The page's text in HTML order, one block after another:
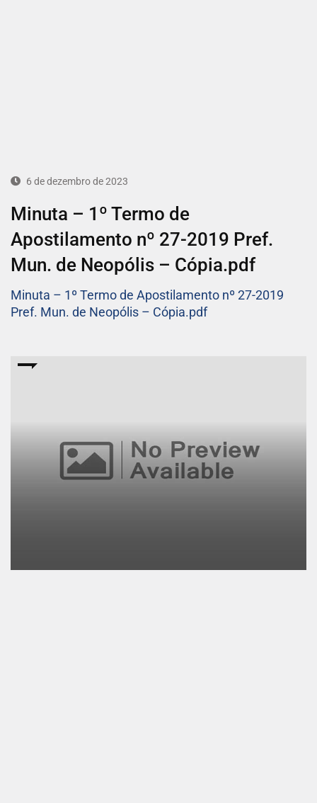
6 de dezembro de 2023
Minuta – 1º Termo de
Apostilamento nº 27-2019 Pref.
Mun. de Neopólis – Cópia.pdf
Minuta – 1º Termo de Apostilamento nº 27-2019
Pref. Mun. de Neopólis – Cópia.pdf